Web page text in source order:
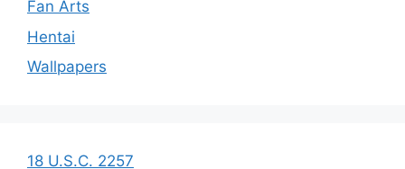
Fan Arts
Hentai
Wallpapers
18 U.S.C. 2257